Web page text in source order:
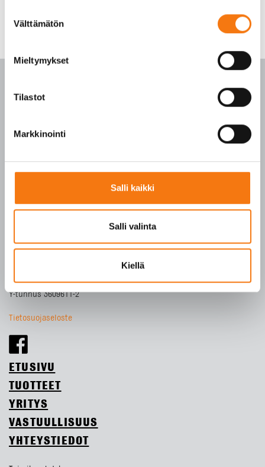
valinta
Välttämätön
Mieltymykset
Tilastot
Markkinointi
Salli kaikki
Salli valinta
Kiellä
SFS-EN 12620
Y-tunnus 3609611-2
Tietosuojaseloste
ETUSIVU
TUOTTEET
YRITYS
VASTUULLISUUS
YHTEYSTIEDOT